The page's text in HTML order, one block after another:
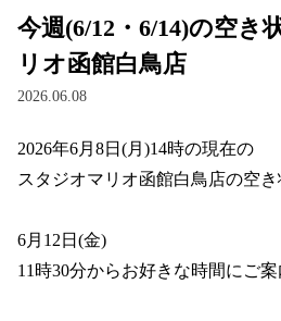
今週(6/12・6/14)の空
リオ函館白鳥店
2026.06.08
2026年6月8日(月)14時の現在の
スタジオマリオ函館白鳥店の空き
6月12日(金)
11時30分からお好きな時間にご